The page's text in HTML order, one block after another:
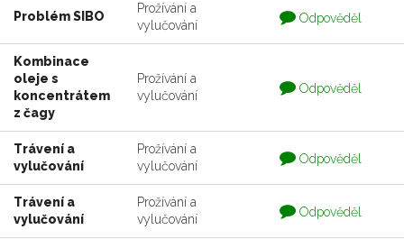
Problém SIBO
Prožívání a
vylučování
Otázka
je
zodpovedaná
Odpověděl
Kombinace
oleje s
koncentrátem
z čagy
Prožívání a
vylučování
Otázka
je
Odpověděl
Trávení a
vylučování
Prožívání a
vylučování
Otázka
je
zodpovedaná
Odpověděl
Trávení a
vylučování
Prožívání a
vylučování
Otázka
je
zodpovedaná
Odpověděl